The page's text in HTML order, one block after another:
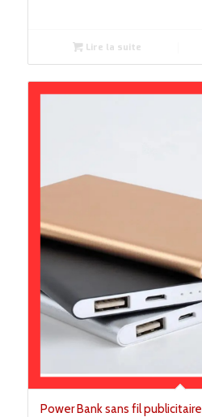
Lire la suite
Power Bank sans fil publicitaire